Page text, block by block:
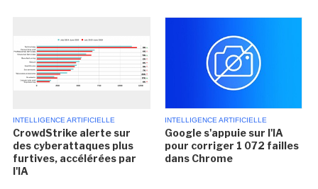
INTELLIGENCE ARTIFICIELLE
CrowdStrike alerte sur
des cyberattaques plus
furtives, accélérées par
l'IA
INTELLIGENCE ARTIFICIELLE
Google s'appuie sur l'IA
pour corriger 1 072 failles
dans Chrome